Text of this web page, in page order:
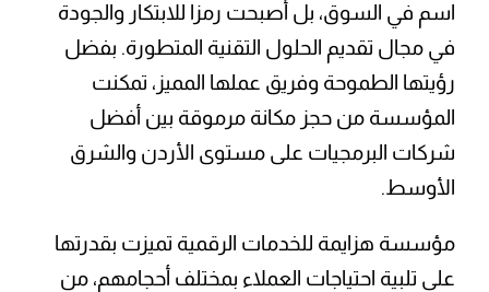
اسم في السوق، بل أصبحت رمزا للابتكار والجودة
في مجال تقديم الحلول التقنية المتطورة. بفضل
رؤيتها الطموحة وفريق عملها المميز، تمكنت
المؤسسة من حجز مكانة مرموقة بين أفضل
شركات البرمجيات على مستوى الأردن والشرق
الأوسط.
مؤسسة هزايمة للخدمات الرقمية تميزت بقدرتها
على تلبية احتياجات العملاء بمختلف أحجامهم، من